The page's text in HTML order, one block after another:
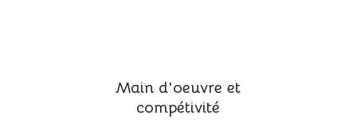
Main d'oeuvre et
compétivité